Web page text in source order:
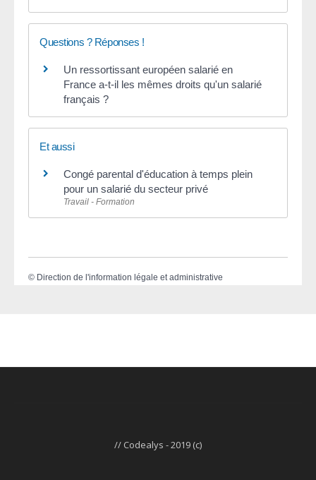
Questions ? Réponses !
Un ressortissant européen salarié en
France a-t-il les mêmes droits qu'un salarié
français ?
Et aussi
Congé parental d'éducation à temps plein
pour un salarié du secteur privé
Travail - Formation
© Direction de l'information légale et administrative
// Codealys - 2019 (c)